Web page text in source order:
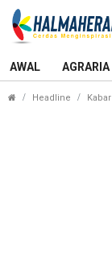
AWAL AGRARIA
Headline Kabar